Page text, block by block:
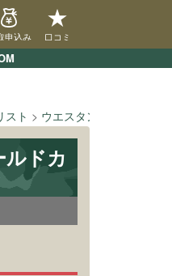
申込み 口コミ
スト ウエスタンアームズ
ドカ